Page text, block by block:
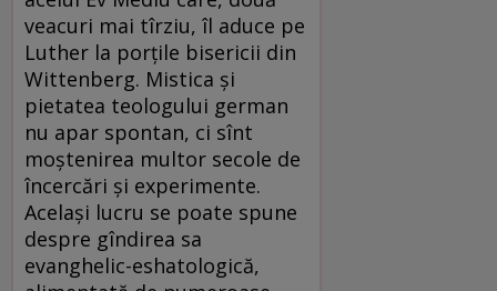
veacuri mai tîrziu, îl aduce pe
Luther la porțile bisericii din
Wittenberg. Mistica și
pietatea teologului german
nu apar spontan, ci sînt
moștenirea multor secole de
încercări și experimente.
Același lucru se poate spune
despre gîndirea sa
evanghelic-eshatologică,